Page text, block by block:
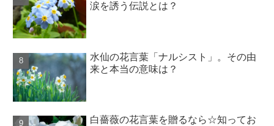
涙を誘う伝説とは？
水仙の花言葉「ナルシスト」。その由
来と本当の意味は？
白薔薇の花言葉を贈るなら☆知ってお